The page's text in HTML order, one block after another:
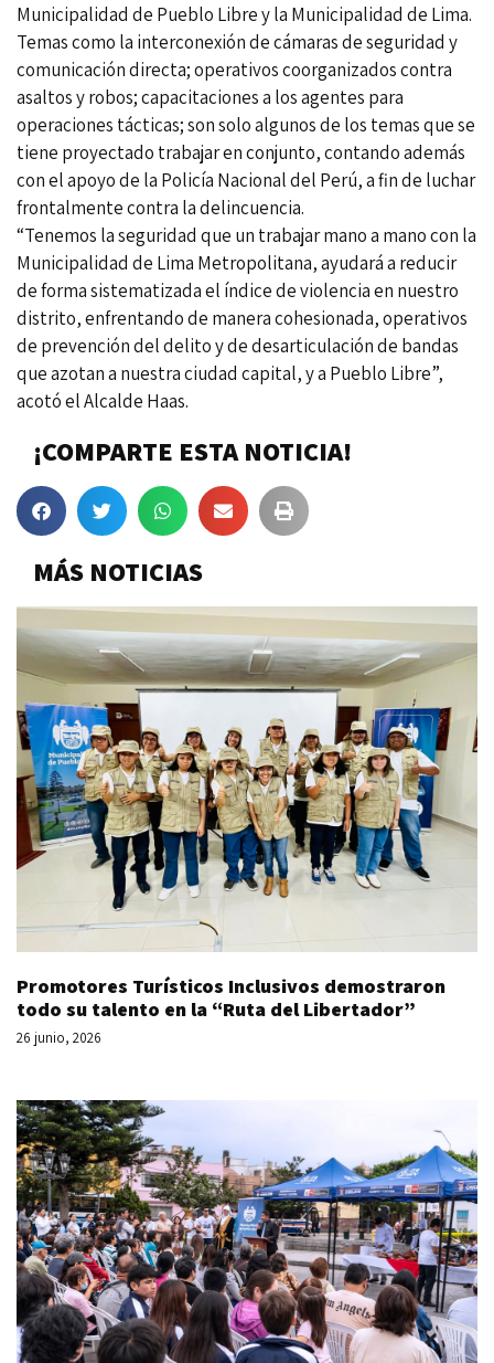
Municipalidad de Pueblo Libre y la Municipalidad de Lima.
Temas como la interconexión de cámaras de seguridad y
comunicación directa; operativos coorganizados contra
asaltos y robos; capacitaciones a los agentes para
operaciones tácticas; son solo algunos de los temas que se
tiene proyectado trabajar en conjunto, contando además
con el apoyo de la Policía Nacional del Perú, a fin de luchar
frontalmente contra la delincuencia.
“Tenemos la seguridad que un trabajar mano a mano con la
Municipalidad de Lima Metropolitana, ayudará a reducir
de forma sistematizada el índice de violencia en nuestro
distrito, enfrentando de manera cohesionada, operativos
de prevención del delito y de desarticulación de bandas
que azotan a nuestra ciudad capital, y a Pueblo Libre”,
acotó el Alcalde Haas.
¡COMPARTE ESTA NOTICIA!
MÁS NOTICIAS
Promotores Turísticos Inclusivos demostraron
todo su talento en la “Ruta del Libertador”
26 junio, 2026